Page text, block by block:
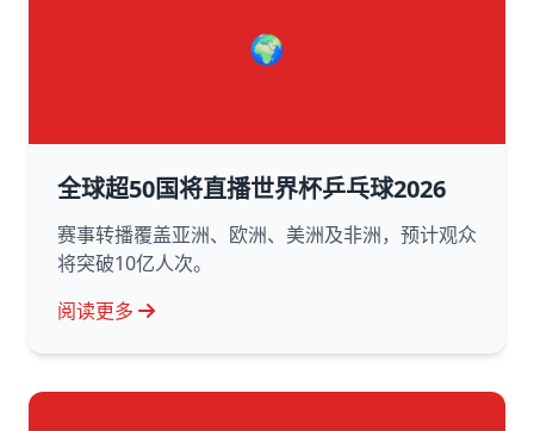
🌍
全球超50国将直播世界杯乒乓球2026
赛事转播覆盖亚洲、欧洲、美洲及非洲，预计观众
将突破10亿人次。
阅读更多